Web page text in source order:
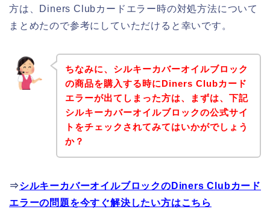
方は、Diners Clubカードエラー時の対処方法について
まとめたので参考にしていただけると幸いです。
ちなみに、シルキーカバーオイルブロック
の商品を購入する時にDiners Clubカード
エラーが出てしまった方は、まずは、下記
シルキーカバーオイルブロックの公式サイ
トをチェックされてみてはいかがでしょう
か？
⇒シルキーカバーオイルブロックのDiners Clubカード
エラーの問題を今すぐ解決したい方はこちら